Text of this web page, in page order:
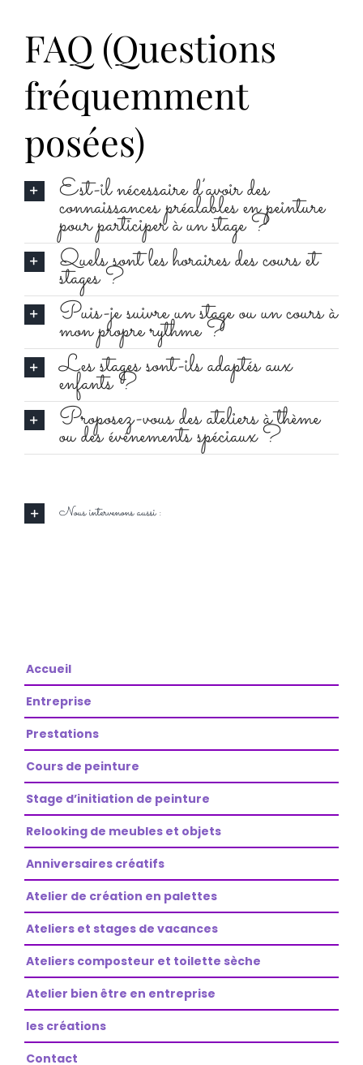
FAQ (Questions
fréquemment
posées)
Est-il nécessaire d’avoir des
connaissances préalables en peinture
pour participer à un stage ?
Quels sont les horaires des cours et
stages ?
Puis-je suivre un stage ou un cours à
mon propre rythme ?
Les stages sont-ils adaptés aux
enfants ?
Proposez-vous des ateliers à thème
ou des événements spéciaux ?
Nous intervenons aussi :
Accueil
Entreprise
Prestations
Cours de peinture
Stage d’initiation de peinture
Relooking de meubles et objets
Anniversaires créatifs
Atelier de création en palettes
Ateliers et stages de vacances
Ateliers composteur et toilette sèche
Atelier bien être en entreprise
les créations
Contact